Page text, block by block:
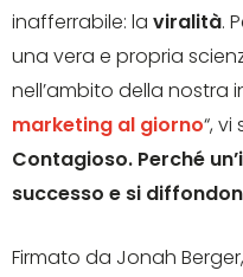
inafferrabile: la viralità.
una vera e propria
nell’ambito della nostra
marketing al giorno“,
Contagioso. Perché
successo e si
Firmato da Jonah